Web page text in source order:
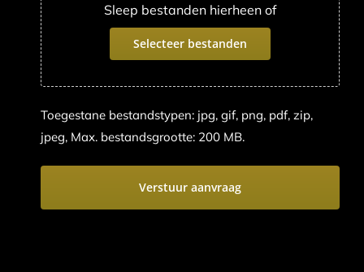
Sleep bestanden hierheen of
Selecteer bestanden
Toegestane bestandstypen: jpg, gif, png, pdf, zip,
jpeg, Max. bestandsgrootte: 200 MB.